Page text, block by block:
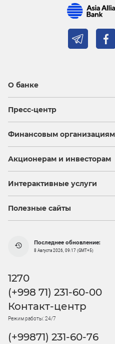
О банке
Пресс-центр
Финансовым организациям
Акционерам и инвесторам
Интерактивные услуги
Полезные сайты
Последнее обновление:
8 Августа 2026, 09:17 (GMT+5)
1270
(+998 71) 231-60-00
Контакт-центр
Режим работы: 24/7
(+99871) 231-60-76